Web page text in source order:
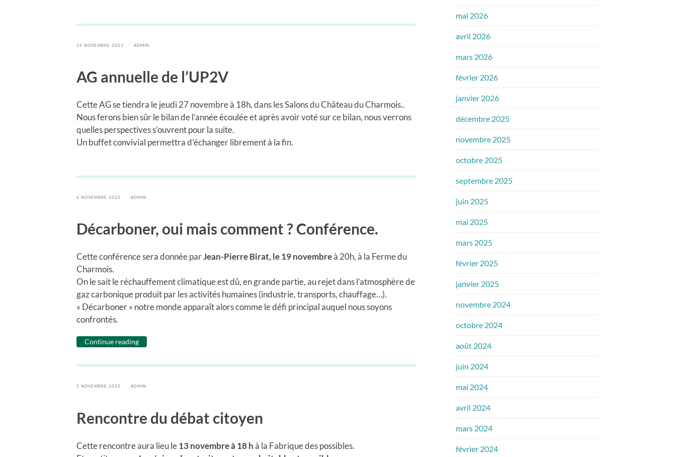
24 NOVEMBRE 2025 ADMIN
AG annuelle de l’UP2V
Cette AG se tiendra le jeudi 27 novembre à 18h, dans les Salons du Château du Charmois..
Nous ferons bien sûr le bilan de l’année écoulée et après avoir voté sur ce bilan, nous verrons
quelles perspectives s’ouvrent pour la suite.
Un buffet convivial permettra d’échanger librement à la fin.
6 NOVEMBRE 2025 ADMIN
Décarboner, oui mais comment ? Conférence.
Cette conférence sera donnée parJean-Pierre Birat, le 19 novembreà 20h, à la Ferme du
Charmois.
On le sait le réchauffement climatique est dû, en grande partie, au rejet dans l’atmosphère de
gaz carbonique produit par les activités humaines (industrie, transports, chauffage…).
« Décarboner » notre monde apparaît alors comme le défi principal auquel nous soyons
confrontés.
Continue reading
5 NOVEMBRE 2025 ADMIN
Rencontre du débat citoyen
Cette rencontre aura lieu le13 novembre à 18 hà la Fabrique des possibles.
mai 2026
avril 2026
mars 2026
février 2026
janvier 2026
décembre 2025
novembre 2025
octobre 2025
septembre 2025
juin 2025
mai 2025
mars 2025
février 2025
janvier 2025
novembre 2024
octobre 2024
août 2024
juin 2024
mai 2024
avril 2024
mars 2024
février 2024